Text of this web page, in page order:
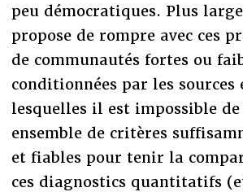
peu démocratiques. Plus
propose de rompre avec ces
de communautés fortes ou
conditionnées par les sources
lesquelles il est impossible
ensemble de critères
et fiables pour tenir la
ces diagnostics quantitatifs